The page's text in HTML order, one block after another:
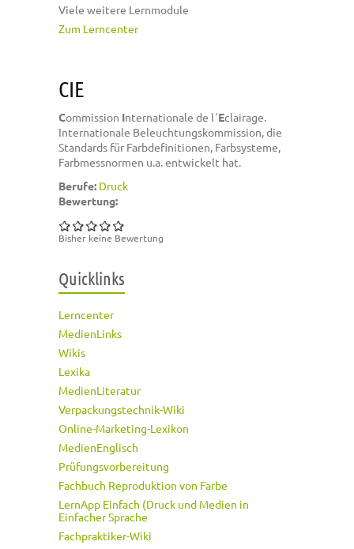
Viele weitere Lernmodule
Zum Lerncenter
CIE
Commission Internationale de l´Eclairage.
Internationale Beleuchtungskommission, die
Standards für Farbdefinitionen, Farbsysteme,
Farbmessnormen u.a. entwickelt hat.
Berufe: Druck
Bewertung:
Bisher keine Bewertung
Quicklinks
Lerncenter
MedienLinks
Wikis
Lexika
MedienLiteratur
Verpackungstechnik-Wiki
Online-Marketing-Lexikon
MedienEnglisch
Prüfungsvorbereitung
Fachbuch Reproduktion von Farbe
LernApp Einfach (Druck und Medien in
Einfacher Sprache
Fachpraktiker-Wiki